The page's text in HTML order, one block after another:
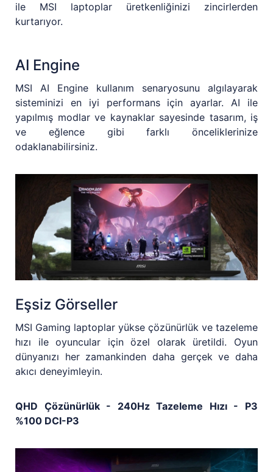
ile MSI laptoplar üretkenliğinizi zincirlerden
kurtarıyor.
AI Engine
MSI AI Engine kullanım senaryosunu algılayarak
sisteminizi en iyi performans için ayarlar. AI ile
yapılmış modlar ve kaynaklar sayesinde tasarım, iş
ve eğlence gibi farklı önceliklerinize
odaklanabilirsiniz.
Eşsiz Görseller
MSI Gaming laptoplar yükse çözünürlük ve tazeleme
hızı ile oyuncular için özel olarak üretildi. Oyun
dünyanızı her zamankinden daha gerçek ve daha
akıcı deneyimleyin.
QHD Çözünürlük - 240Hz Tazeleme Hızı - P3
%100 DCI-P3